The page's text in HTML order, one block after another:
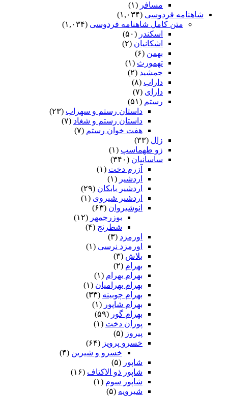
مسافر (۱)
شاهنامه فردوسی (۱,۰۳۴)
متن کامل شاهنامه فردوسی (۱,۰۳۴)
اسکندر (۵۰)
اشکانیان (۲)
بهمن (۶)
تهمورث (۱)
جمشید (۲)
داراب (۸)
دارای (۷)
رستم (۵۱)
داستان رستم و سهراب (۲۳)
داستان رستم و شغاد (۷)
هفت خوان رستم‏ (۷)
زال (۳۳)
زو طهماسپ‏ (۱)
ساسانیان (۳۴۰)
آزرم دخت (۱)
اردشیر (۱)
اردشیر بابکان (۲۹)
اردشیر شیروی (۱)
انوشیروان (۶۳)
بوزرجمهر (۱۲)
شطرنج (۴)
اورمزد (۳)
اورمزد نرسى‏ (۱)
بلاش (۳)
بهرام (۲)
بهرام بهرام (۱)
بهرام بهرامیان‏ (۱)
بهرام چوبینه (۳۳)
بهرام شاپور (۱)
بهرام گور (۵۹)
پوران دخت (۱)
پیروز (۵)
خسرو پرویز (۶۴)
خسرو و شیرین (۴)
شاپور (۵)
شاپور ذو الاکتاف (۱۶)
شاپور سوم‏ (۱)
شیرویه (۵)